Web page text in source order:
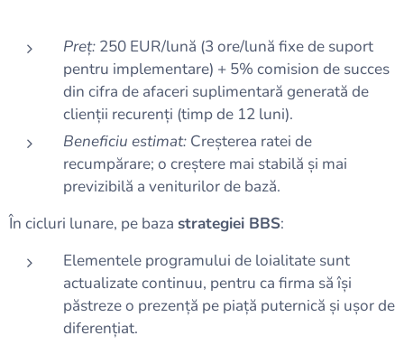
Preț: 250 EUR/lună (3 ore/lună fixe de suport
pentru implementare) + 5% comision de succes
din cifra de afaceri suplimentară generată de
clienții recurenți (timp de 12 luni).
Beneficiu estimat: Creșterea ratei de
recumpărare; o creștere mai stabilă și mai
previzibilă a veniturilor de bază.
În cicluri lunare, pe baza strategiei BBS:
Elementele programului de loialitate sunt
actualizate continuu, pentru ca firma să își
păstreze o prezență pe piață puternică și ușor de
diferențiat.